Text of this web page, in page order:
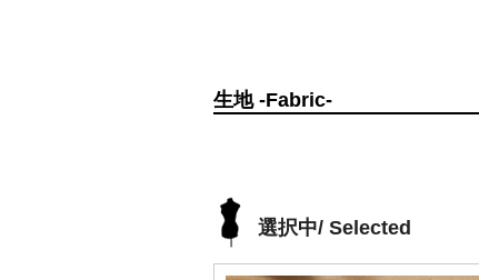
生地 -Fabric-
選択中/ Selected